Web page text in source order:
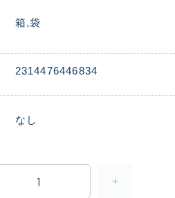
箱 袋
2314476446834
なし